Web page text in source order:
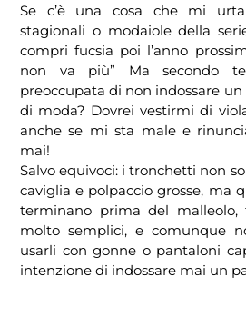
Se c’è una cosa che mi
stagionali o modaiole della
compri fucsia poi l’anno
non va più” Ma secondo
preoccupata di non indossare
di moda? Dovrei vestirmi di
anche se mi sta male e
mai!
Salvo equivoci: i tronchetti non
caviglia e polpaccio grosse, ma
terminano prima del malleolo,
molto semplici, e comunque
usarli con gonne o pantaloni
intenzione di indossare mai un